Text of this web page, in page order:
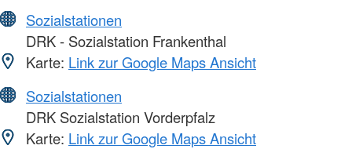
Sozialstationen
DRK - Sozialstation Frankenthal
Karte: Link zur Google Maps Ansicht
Sozialstationen
DRK Sozialstation Vorderpfalz
Karte: Link zur Google Maps Ansicht